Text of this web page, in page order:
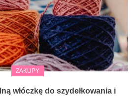
ZAKUPY
włóczkę do szydełkowania i